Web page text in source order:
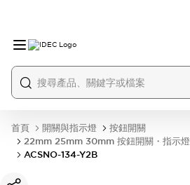
首頁 開關與指示燈
按鈕開關
22mm 25mm 30mm 按鈕開關・指示燈
ACSNO-134-Y2B